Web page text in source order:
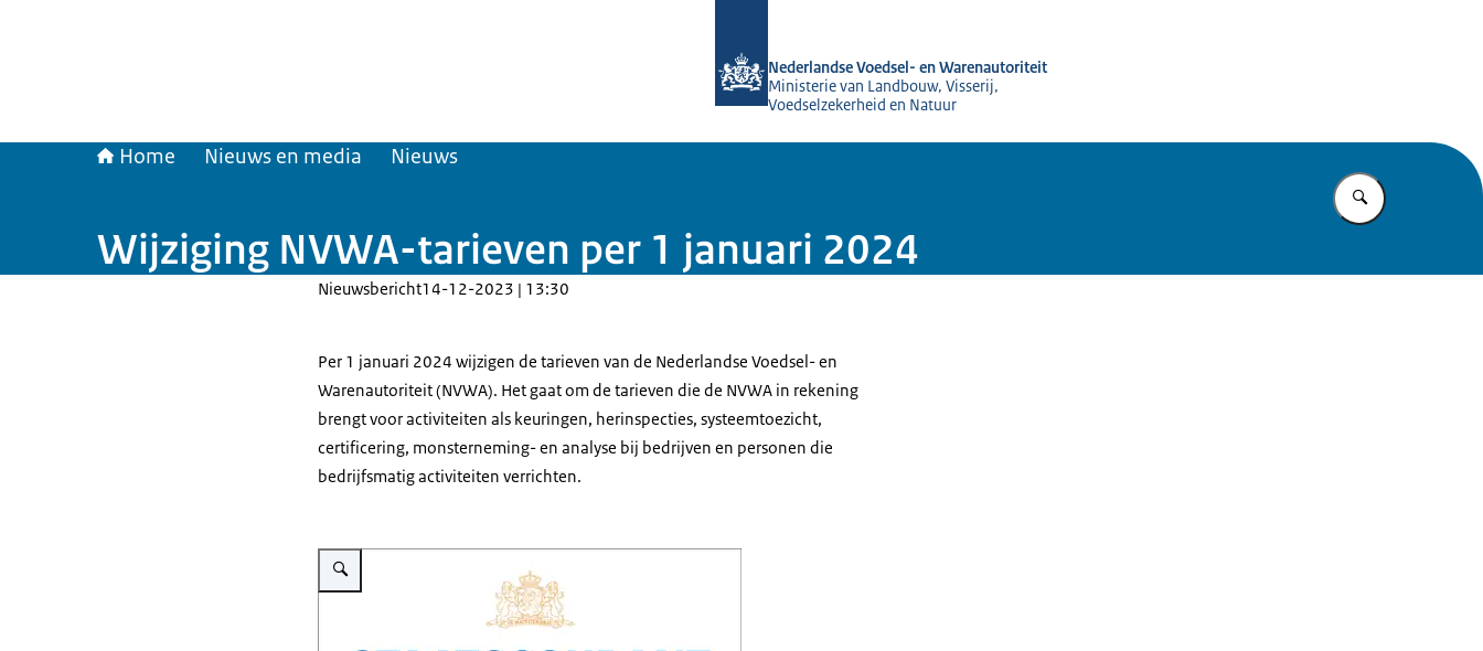
Nederlandse Voedsel- en Warenautoriteit
Ministerie van Landbouw, Visserij,
Voedselzekerheid en Natuur
Home Nieuws en media Nieuws
Vul in wat u
Wijziging NVWA-tarieven per 1 januari 2024
Nieuwsbericht14-12-2023 | 13:30
Per 1 januari 2024 wijzigen de tarieven van de Nederlandse Voedsel- en
Warenautoriteit (NVWA). Het gaat om de tarieven die de NVWA in rekening
brengt voor activiteiten als keuringen, herinspecties, systeemtoezicht,
certificering, monsterneming- en analyse bij bedrijven en personen die
bedrijfsmatig activiteiten verrichten.
Vergroot afbeelding Staatscourant met rand 2024